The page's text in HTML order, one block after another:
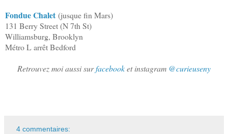
Fondue Chalet (jusque fin Mars)
131 Berry Street (N 7th St)
Williamsburg, Brooklyn
Métro L arrêt Bedford
Retrouvez moi aussi surfacebooket instagram @curieuseny
4 commentaires: